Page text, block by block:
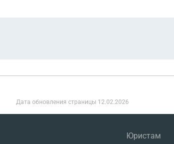
Дата обновления страницы 12.02.2026
Юристам